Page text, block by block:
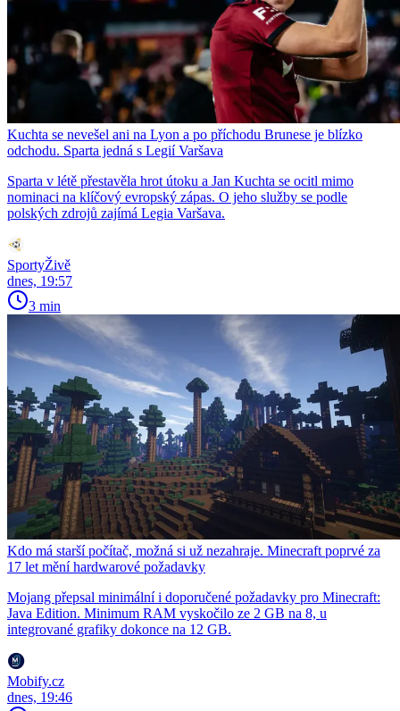
Kuchta se nevešel ani na Lyon a po příchodu Brunese je blízko
odchodu. Sparta jedná s Legií Varšava
Sparta v létě přestavěla hrot útoku a Jan Kuchta se ocitl mimo
nominaci na klíčový evropský zápas. O jeho služby se podle
polských zdrojů zajímá Legia Varšava.
SportyŽivě
dnes, 19:57
3 min
Kdo má starší počítač, možná si už nezahraje. Minecraft poprvé za
17 let mění hardwarové požadavky
Mojang přepsal minimální i doporučené požadavky pro Minecraft:
Java Edition. Minimum RAM vyskočilo ze 2 GB na 8, u
integrované grafiky dokonce na 12 GB.
Mobify.cz
dnes, 19:46